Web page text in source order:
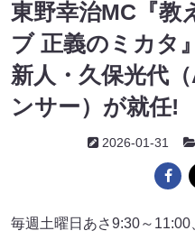
東野幸治MC『教
ブ 正義のミカタ
新人・久保光代
ンサー）が就任!
2026-01-31
毎週土曜日あさ9:30～